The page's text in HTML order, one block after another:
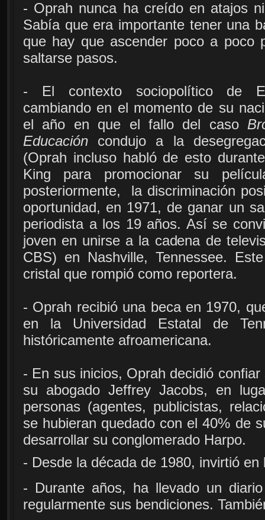
- Oprah nunca ha creído en atajos
Sabía que era importante tener una
que hay que ascender poco a poco
saltarse pasos.
- El contexto sociopolítico de
cambiando en el momento de su
el año en que el fallo del caso
Educación condujo a la
(Oprah incluso habló de esto
King para promocionar su
posteriormente, la discriminación
oportunidad, en 1971, de ganar un
periodista a los 19 años. Así se
joven en unirse a la cadena de
CBS) en Nashville, Tennessee.
cristal que rompió como reportera.
- Oprah recibió una beca en 1970,
en la Universidad Estatal de
históricamente afroamericana.
- En sus inicios, Oprah decidió
su abogado Jeffrey Jacobs, en
personas (agentes, publicistas,
se hubieran quedado con el 40% de
desarrollar su conglomerado Harpo.
- Desde la década de 1980, invirtió en
- Durante años, ha llevado un
regularmente sus bendiciones.